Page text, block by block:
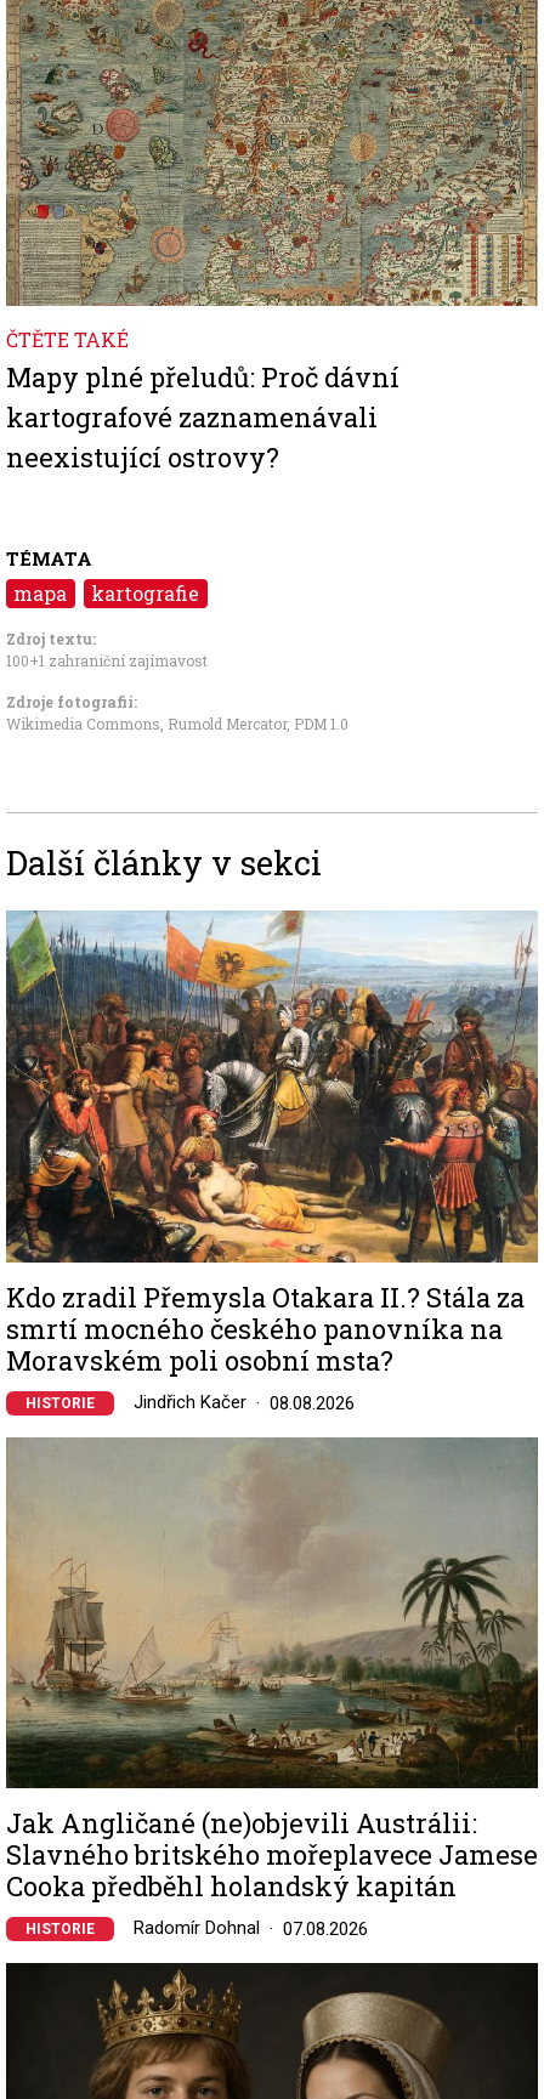
ČTĚTE TAKÉ
Mapy plné přeludů: Proč dávní
kartografové zaznamenávali
neexistující ostrovy?
TÉMATA
mapa kartografie
Zdroj textu:
100+1 zahraniční zajímavost
Zdroje fotografii:
Wikimedia Commons, Rumold Mercator, PDM 1.0
Další články v sekci
Image
Kdo zradil Přemysla Otakara II.? Stála za
smrtí mocného českého panovníka na
Moravském poli osobní msta?
HISTORIE Jindřich Kačer 08.08.2026
Jak Angličané (ne)objevili Austrálii:
Slavného britského mořeplavece Jamese
Cooka předběhl holandský kapitán
HISTORIE Radomír Dohnal 07.08.2026